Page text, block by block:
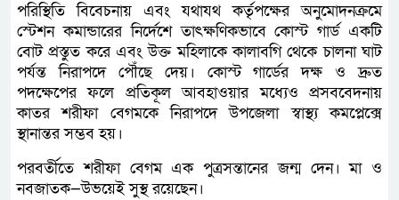
পরিস্থিতি বিবেচনায় এবং যথাযথ কর্তৃপক্ষের অনুমোদনক্রমে
স্টেশন কমান্ডারের নির্দেশে তাৎক্ষণিকভাবে কোস্ট গার্ড একটি
বোট প্রস্তুত করে এবং উক্ত মহিলাকে কালাবগি থেকে চালনা ঘাট
পর্যন্ত নিরাপদে পৌঁছে দেয়। কোস্ট গার্ডের দক্ষ ও দ্রুত
পদক্ষেপের ফলে প্রতিকূল আবহাওয়ার মধ্যেও প্রসববেদনায়
কাতর শরীফা বেগমকে নিরাপদে উপজেলা স্বাস্থ্য কমপ্লেক্সে
স্থানান্তর সম্ভব হয়।
পরবর্তীতে শরীফা বেগম এক পুত্রসন্তানের জন্ম দেন। মা ও
নবজাতক—উভয়েই সুস্থ রয়েছেন।